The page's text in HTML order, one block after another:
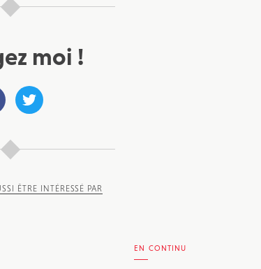
moi !
ÊTRE INTÉRESSÉ PAR
EN CONTINU